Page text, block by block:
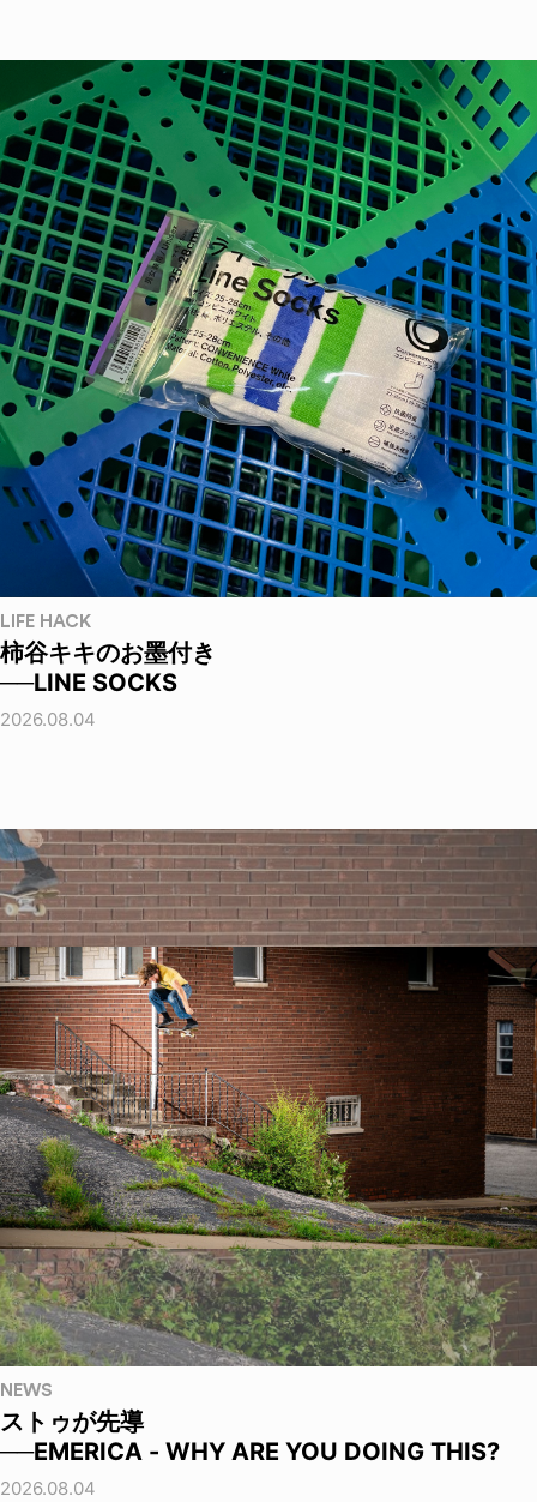
LIFE HACK
柿谷キキのお墨付き
──LINE SOCKS
2026.08.04
NEWS
ストゥが先導
──EMERICA - WHY ARE YOU DOING THIS?
2026.08.04